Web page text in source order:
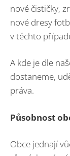
nové čističky,
nové dresy
v těchto
A kde je dle
dostaneme,
práva.
Působnost
Obce jednají